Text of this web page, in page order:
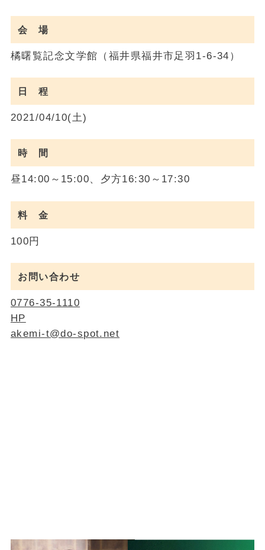
会 場
橘曙覧記念文学館（福井県福井市足羽1-6-34）
日 程
2021/04/10(土)
時 間
昼14:00～15:00、夕方16:30～17:30
料 金
100円
お問い合わせ
0776-35-1110
HP
akemi-t@do-spot.net